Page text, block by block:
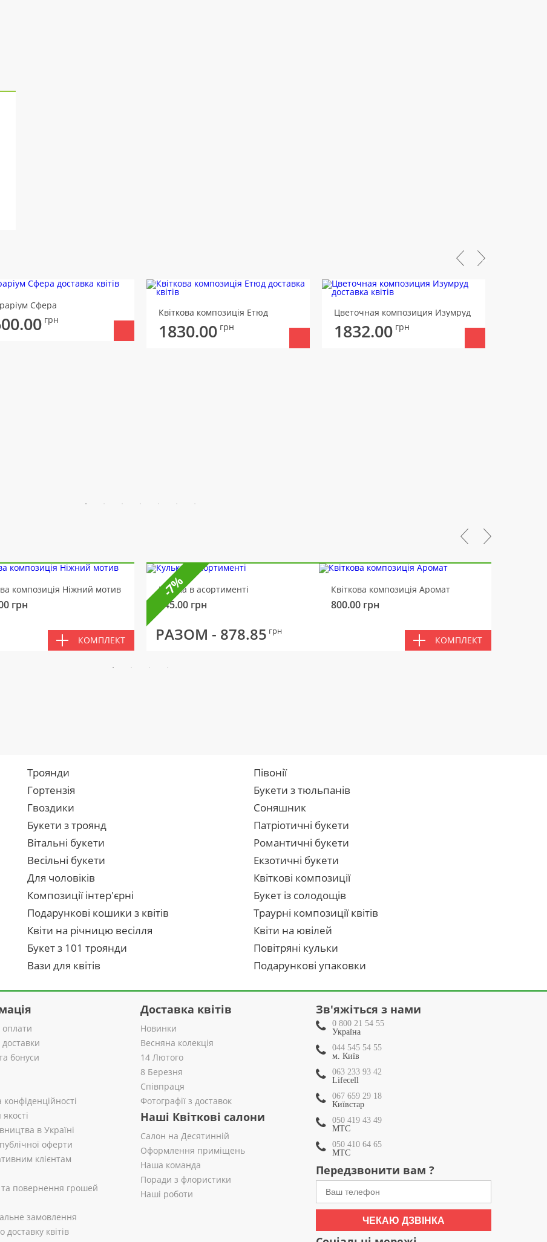
Сфера
грн
Квіткова композиція Етюд
1830.00 грн
Цветочная композиция Изумруд
1832.00 грн
композиція Ніжний мотив
грн
КОМПЛЕКТ
Кулька в асортименті
145.00 грн
Квіткова композиція Аромат
800.00 грн
РАЗОМ - 878.85 грн
КОМПЛЕКТ
-7%
Троянди
Півонії
Гортензія
Букети з тюльпанів
Гвоздики
Соняшник
Букети з троянд
Патріотичні букети
Вітальні букети
Романтичні букети
Весільні букети
Екзотичні букети
Для чоловіків
Квіткові композиції
Композиції інтер'єрні
Букет із солодощів
Подарункові кошики з квітів
Траурні композиції квітів
Квіти на річницю весілля
Квіти на ювілей
Букет з 101 троянди
Повітряні кульки
Вази для квітів Подарункові упаковки
бонуси
конфіденційності
в Україні
оферти
клієнтам
та повернення грошей
замовлення
квітів
Доставка квітів
Новинки
Весняна колекція
14 Лютого
8 Березня
Співпраця
Фотографії з доставок
Наші Квіткові салони
Салон на Десятинній
Оформлення приміщень
Наша команда
Поради з флористики
Наші роботи
Зв'яжіться з нами
0 800 21 54 55
Україна
044 545 54 55
м. Київ
063 233 93 42
Lifecell
067 659 29 18
Київстар
050 419 43 49
МТС
050 410 64 65
МТС
Передзвонити вам ?
ЧЕКАЮ ДЗВІНКА